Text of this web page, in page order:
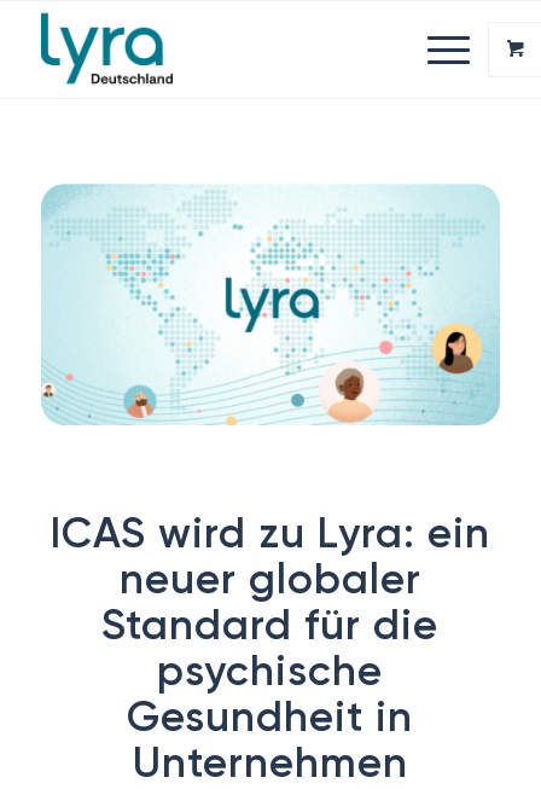
ICAS wird zu Lyra: ein
neuer globaler
Standard für die
psychische
Gesundheit in
Unternehmen